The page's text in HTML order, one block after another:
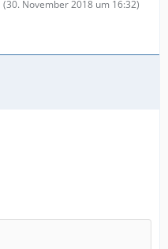
(30. November 2018 um 16:32)